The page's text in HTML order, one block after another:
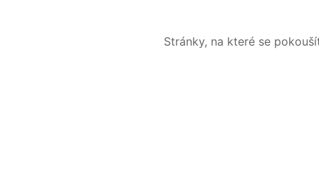
Stránky, na které se